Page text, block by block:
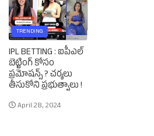
TRENDING
IPL BETTING : ఐపీఎల్‌
బెట్టింగ్‌ కోసం
ప్రమోషన్స్‌ ? చర్యలు
తీసుకోని ప్రభుత్వాలు !
April 28, 2024